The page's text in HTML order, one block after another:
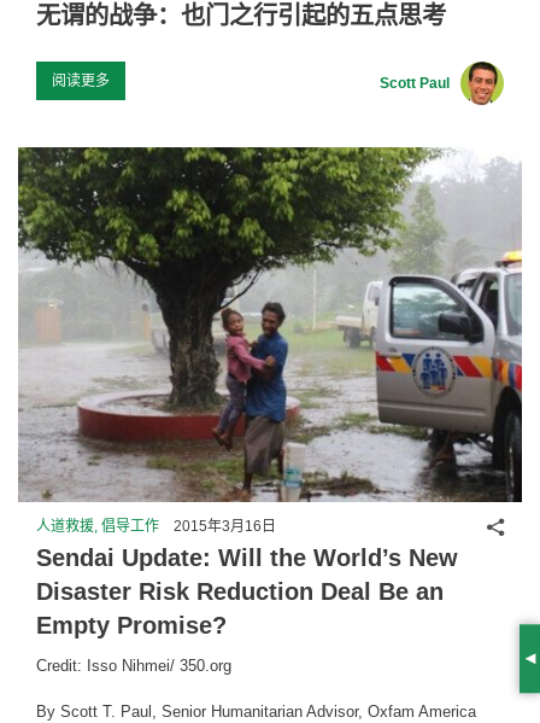
无谓的战争：也门之行引起的五点思考
阅读更多 Scott Paul
人道救援, 倡导工作 2015年3月16日
Sendai Update: Will the World’s New
Disaster Risk Reduction Deal Be an
Empty Promise?
Credit: Isso Nihmei/ 350.org
By Scott T. Paul, Senior Humanitarian Advisor, Oxfam America
分享